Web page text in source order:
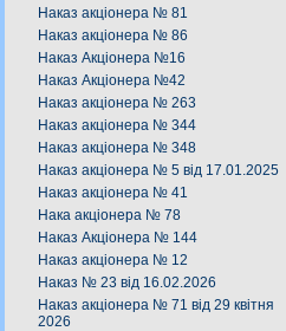
Наказ акціонера № 81
Наказ акціонера № 86
Наказ Акціонера №16
Наказ Акціонера №42
Наказ акціонера № 263
Наказ акціонера № 344
Наказ акціонера № 348
Наказ акціонера № 5 від 17.01.2025
Наказ акціонера № 41
Нака акціонера № 78
Наказ Акціонера № 144
Наказ акціонера № 12
Наказ № 23 від 16.02.2026
Наказ акціонера № 71 від 29 квітня
2026